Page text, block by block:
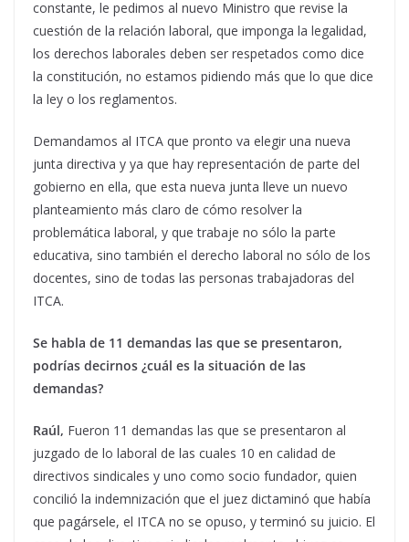
constante, le pedimos al nuevo Ministro que revise la
cuestión de la relación laboral, que imponga la legalidad,
los derechos laborales deben ser respetados como dice
la constitución, no estamos pidiendo más que lo que dice
la ley o los reglamentos.
Demandamos al ITCA que pronto va elegir una nueva
junta directiva y ya que hay representación de parte del
gobierno en ella, que esta nueva junta lleve un nuevo
planteamiento más claro de cómo resolver la
problemática laboral, y que trabaje no sólo la parte
educativa, sino también el derecho laboral no sólo de los
docentes, sino de todas las personas trabajadoras del
ITCA.
Se habla de 11 demandas las que se presentaron,
podrías decirnos ¿cuál es la situación de las
demandas?
Raúl, Fueron 11 demandas las que se presentaron al
juzgado de lo laboral de las cuales 10 en calidad de
directivos sindicales y uno como socio fundador, quien
concilió la indemnización que el juez dictaminó que había
que pagársele, el ITCA no se opuso, y terminó su juicio. El